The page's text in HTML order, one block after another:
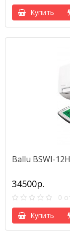
Купить
Ballu BSWI-
34500р.
0
Купить